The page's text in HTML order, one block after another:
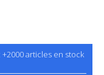
articles en stock